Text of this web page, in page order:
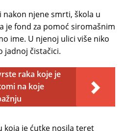
nakon njene smrti, škola u
je fond za pomoć siromašnim
ime. U njenoj ulici više niko
jadnoj čistačici.
raka koje je
na koje
koja je ćutke nosila teret